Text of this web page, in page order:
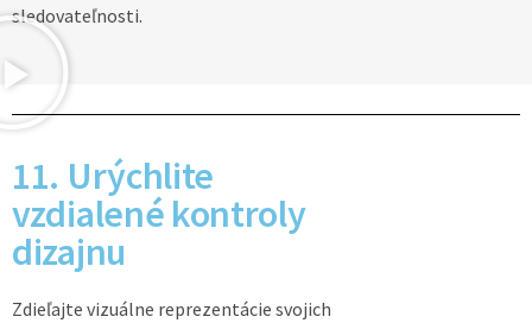
sledovateľnosti.
11. Urýchlite
vzdialené kontroly
dizajnu
Zdieľajte vizuálne reprezentácie svojich